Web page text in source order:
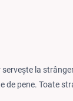
la
pene. Toate